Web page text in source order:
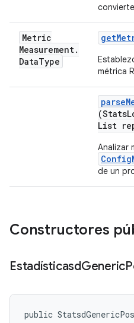
Metric
Measurement.
DataType
get
métrica
parse
(Stats
List
Analizar
de un
Constructores
EstadísticasdGeneric
public